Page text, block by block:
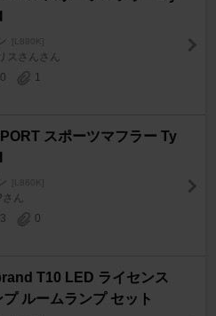
スさんさん
1
スポーツマフラー Ty
さん
0
T10 LED ライセンス
プ ルームランプ セット